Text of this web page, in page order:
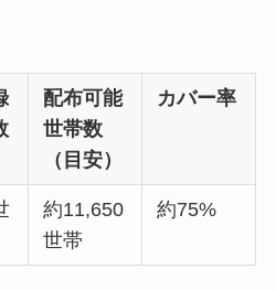
配布可能
世帯数
（目安）
カバー率
約11,650
世帯
約75%